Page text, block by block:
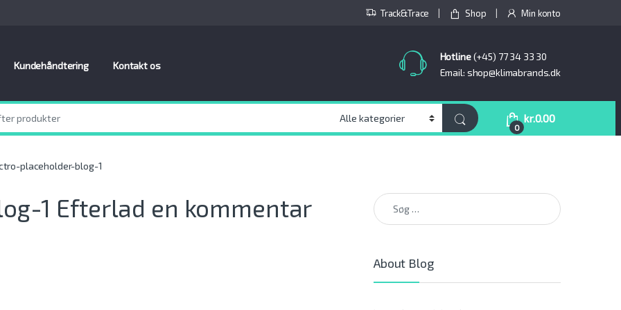
Track&Trace Shop Min konto
Kundehåndtering Kontakt os
Hotline(+45) 77 34 33 30
Email: shop@klimabrands.dk
0
kr.0.00
placeholder-blog-1
1 Efterlad en kommentar Søg efter:
About Blog